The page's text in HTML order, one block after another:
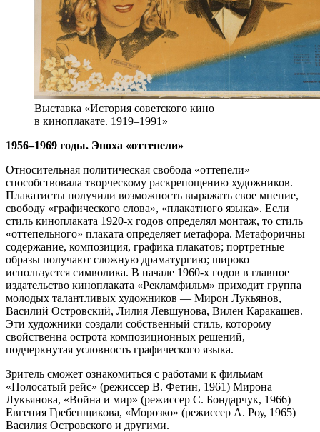
Выставка «История советского кино
в киноплакате. 1919–1991»
1956–1969 годы. Эпоха «оттепели»
Относительная политическая свобода «оттепели»
способствовала творческому раскрепощению художников.
Плакатисты получили возможность выражать свое мнение,
свободу «графического слова», «плакатного языка». Если
стиль киноплаката 1920-х годов определял монтаж, то стиль
«оттепельного» плаката определяет метафора. Метафоричны
содержание, композиция, графика плакатов; портретные
образы получают сложную драматургию; широко
используется символика. В начале 1960-х годов в главное
издательство киноплаката «Рекламфильм» приходит группа
молодых талантливых художников — Мирон Лукьянов,
Василий Островский, Лилия Левшунова, Вилен Каракашев.
Эти художники создали собственный стиль, которому
свойственна острота композиционных решений,
подчеркнутая условность графического языка.
Зритель сможет ознакомиться с работами к фильмам
«Полосатый рейс» (режиссер В. Фетин, 1961) Мирона
Лукьянова, «Война и мир» (режиссер С. Бондарчук, 1966)
Евгения Гребенщикова, «Морозко» (режиссер А. Роу, 1965)
Василия Островского и другими.